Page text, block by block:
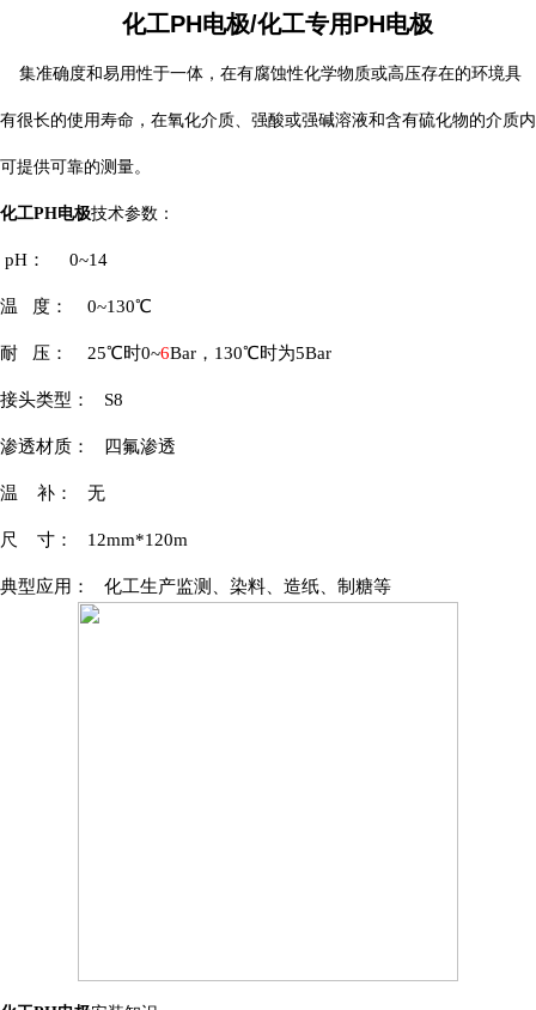
化工PH电极/化工专用PH电极
集准确度和易用性于一体，在有腐蚀性化学物质或高压存在的环境具
有很长的使用寿命，在氧化介质、强酸或强碱溶液和含有硫化物的介质内
可提供可靠的测量。
化工PH电极技术参数：
pH： 0~14
温 度： 0~130℃
耐 压： 25℃时0~6Bar，130℃时为5Bar
接头类型： S8
渗透材质： 四氟渗透
温 补： 无
尺 寸： 12mm*120m
典型应用： 化工生产监测、染料、造纸、 制糖等